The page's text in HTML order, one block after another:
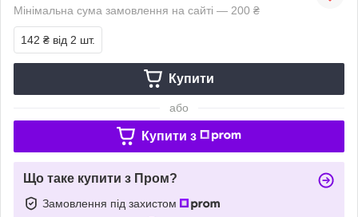
Мінімальна сума замовлення на сайті — 200 ₴
142 ₴ від 2 шт.
Купити
або
Купити з
Що таке купити з Пром?
Замовлення під захистом